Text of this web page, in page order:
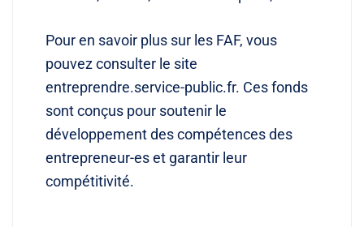
Pour en savoir plus sur les FAF, vous
pouvez consulter le site
entreprendre.service-public.fr. Ces fonds
sont conçus pour soutenir le
développement des compétences des
entrepreneur-es et garantir leur
compétitivité.